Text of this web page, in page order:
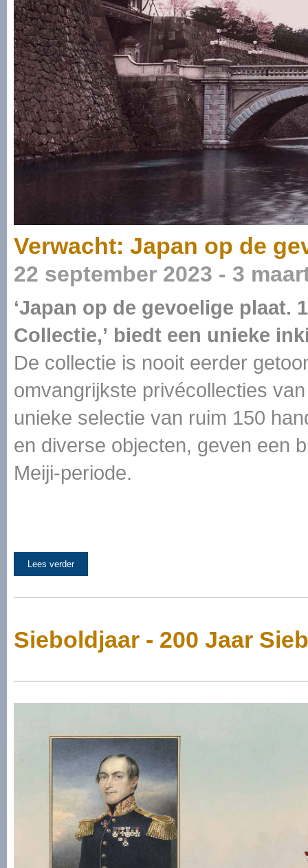
Verwacht: Japan op de
22 september 2023 - 3
‘Japan op de gevoelige plaat.
Collectie,’ biedt een unieke
De collectie is nooit eerder
omvangrijkste privécollecties
unieke selectie van ruim 150
en diverse objecten, geven een
Meiji-periode.
Lees verder
Sieboldjaar - 200 Jaar